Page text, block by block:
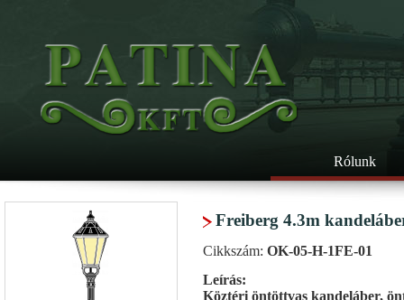
Rólunk
Freiberg 4.3m
Cikkszám: OK-05-H-1FE-01
Leírás:
Köztéri öntöttvas kandeláber,